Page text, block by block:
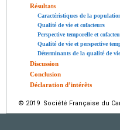
Résultats
Caractéristiques de la
Qualité de vie et cofacteurs
Perspective temporelle et
Qualité de vie et perspective
Déterminants de la qualité de vie
Discussion
Conclusion
Déclaration d’intérêts
© 2019 Société Française du